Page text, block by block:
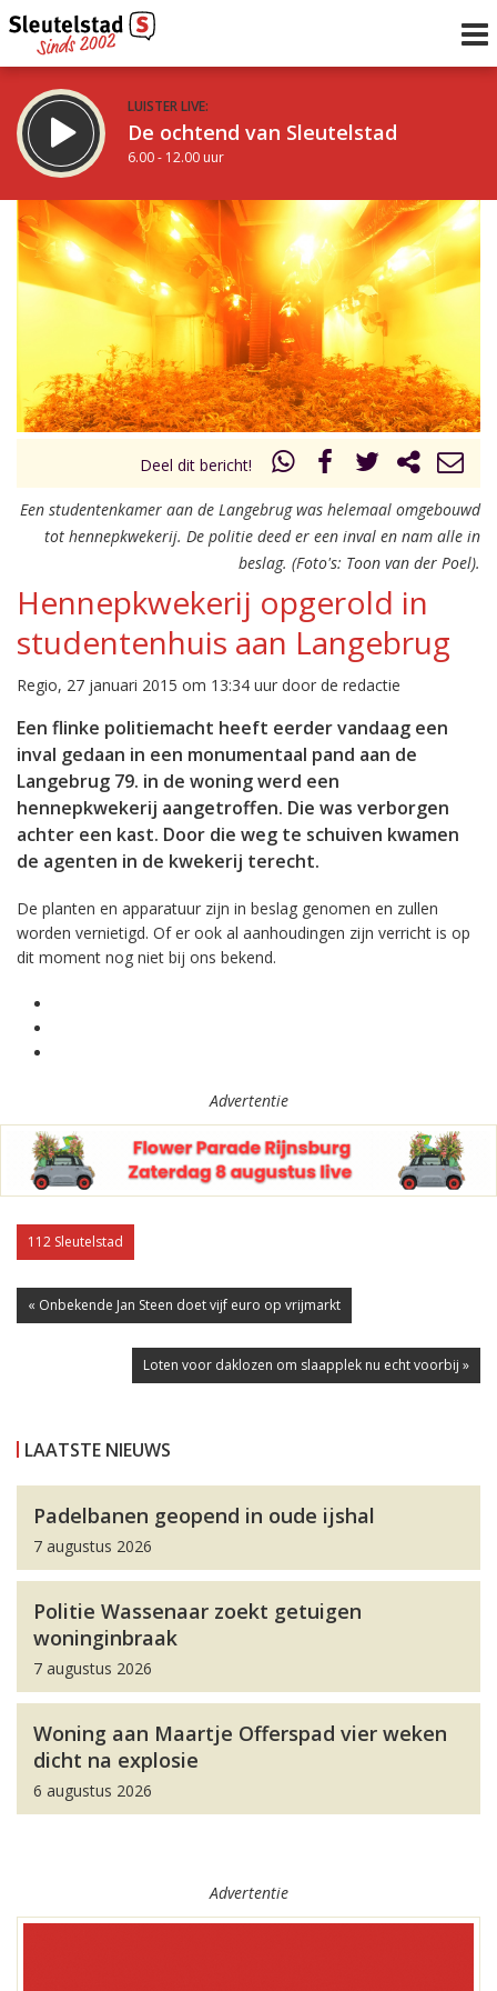
LUISTER LIVE:
De ochtend van Sleutelstad
6.00 - 12.00 uur
STRAKS:
De middag van Sleutelstad
12.00 - 18.00 uur
Vorig uur
uur 1 van 0 Volgend uur
Deel dit bericht!
Een studentenkamer aan de Langebrug was helemaal omgebouwd
tot hennepkwekerij. De politie deed er een inval en nam alle in
beslag. (Foto's: Toon van der Poel).
Hennepkwekerij opgerold in
studentenhuis aan Langebrug
Regio, 27 januari 2015 om 13:34 uur door de redactie
Een flinke politiemacht heeft eerder vandaag een
inval gedaan in een monumentaal pand aan de
Langebrug 79. in de woning werd een
hennepkwekerij aangetroffen. Die was verborgen
achter een kast. Door die weg te schuiven kwamen
de agenten in de kwekerij terecht.
De planten en apparatuur zijn in beslag genomen en zullen
worden vernietigd. Of er ook al aanhoudingen zijn verricht is op
dit moment nog niet bij ons bekend.
Advertentie
112 Sleutelstad
« Onbekende Jan Steen doet vijf euro op vrijmarkt
Loten voor daklozen om slaapplek nu echt voorbij »
LAATSTE NIEUWS
Padelbanen geopend in oude ijshal
7 augustus 2026
Politie Wassenaar zoekt getuigen
woninginbraak
7 augustus 2026
Woning aan Maartje Offerspad vier weken
dicht na explosie
6 augustus 2026
Advertentie